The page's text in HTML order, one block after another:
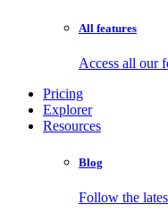
All features
Access all our
Pricing
Explorer
Resources
Blog
Follow the